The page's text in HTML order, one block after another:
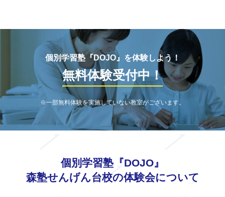
（北越谷駅発）保健センターバス停から徒歩1分
個別学習塾『DOJO』を体験しよう！
無料体験受付中！
※一部無料体験を実施していない教室がございます。
個別学習塾『DOJO』
森塾せんげん台校の体験会について